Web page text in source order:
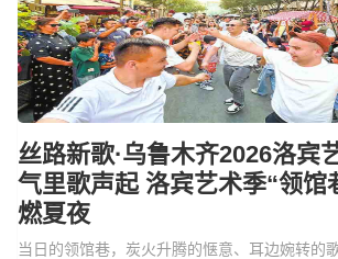
丝路新歌·乌鲁木齐2026洛宾
气里歌声起 洛宾艺术季“领馆
燃夏夜
当日的领馆巷，炭火升腾的惬意、耳边婉转的